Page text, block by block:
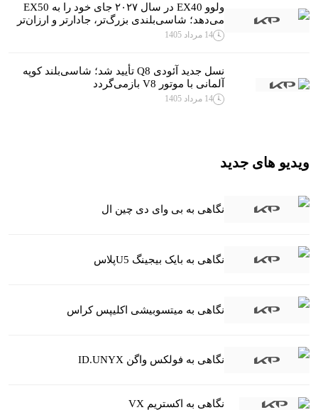
ولوو EX40 در سال ۲۰۲۷ جای خود را به EX50
می‌دهد؛ شاسی‌بلندی بزرگ‌تر، جادارتر و ارزان‌تر
14 مرداد 1405
نسل جدید آئودی Q8 تأیید شد؛ شاسی‌بلند کوپه
آلمانی با موتور V8 بازمی‌گردد
14 مرداد 1405
ویدیو های جدید
نگاهی به بی وای دی چین ال
نگاهی به بایک بیجینگ U5پلاس
نگاهی به میتسوبیشی اکلیپس کراس
نگاهی به فولکس واگن ID.UNYX
نگاهی به اکستریم VX